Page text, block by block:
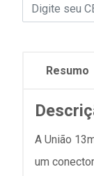
Resumo
A União
um